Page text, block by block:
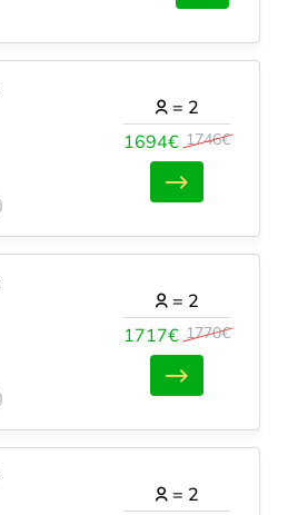
1694€ 1746€
= 2
1717€ 1770€
= 2
= 2